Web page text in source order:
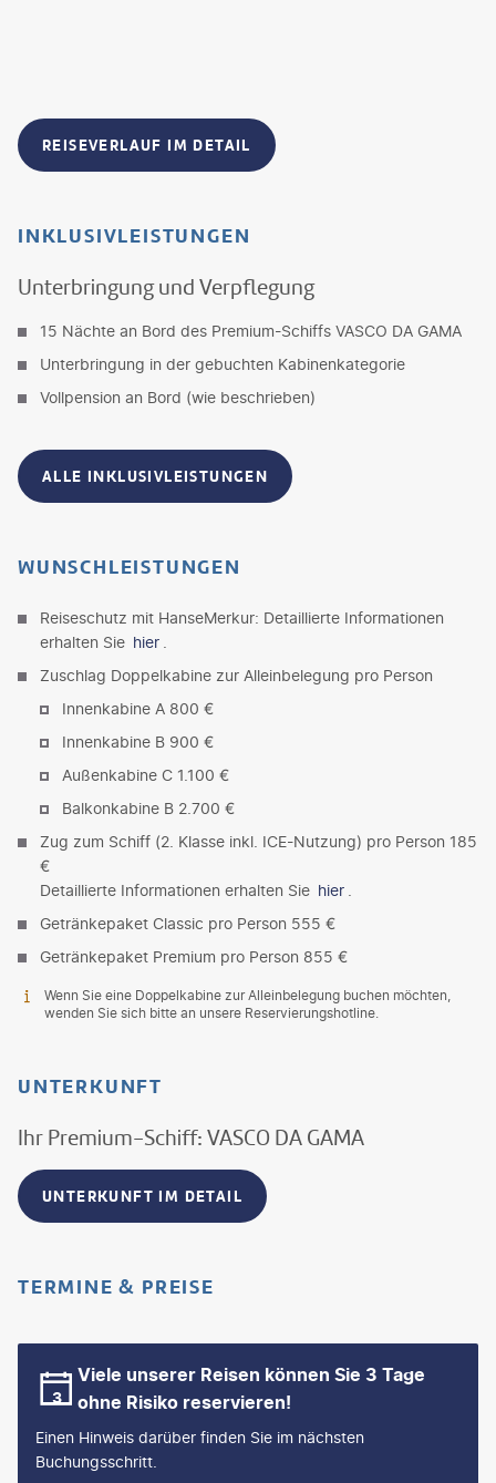
REISEVERLAUF IM DETAIL
INKLUSIVLEISTUNGEN
Unterbringung und Verpflegung
15 Nächte an Bord des Premium-Schiffs VASCO DA GAMA
Unterbringung in der gebuchten Kabinenkategorie
Vollpension an Bord (wie beschrieben)
ALLE INKLUSIVLEISTUNGEN
WUNSCHLEISTUNGEN
Reiseschutz mit HanseMerkur: Detaillierte Informationen
erhalten Sie hier
Zuschlag Doppelkabine zur Alleinbelegung pro Person
Innenkabine A 800 €
Innenkabine B 900 €
Außenkabine C 1.100 €
Balkonkabine B 2.700 €
Zug zum Schiff (2. Klasse inkl. ICE-Nutzung) pro Person 185
€
Detaillierte Informationen erhalten Sie hier
Getränkepaket Classic pro Person 555 €
Getränkepaket Premium pro Person 855 €
Wenn Sie eine Doppelkabine zur Alleinbelegung buchen möchten,
wenden Sie sich bitte an unsere Reservierungshotline.
UNTERKUNFT
Ihr Premium-Schiff: VASCO DA GAMA
UNTERKUNFT IM DETAIL
TERMINE & PREISE
Viele unserer Reisen können Sie 3 Tage
ohne Risiko reservieren!
Einen Hinweis darüber finden Sie im nächsten
Buchungsschritt.